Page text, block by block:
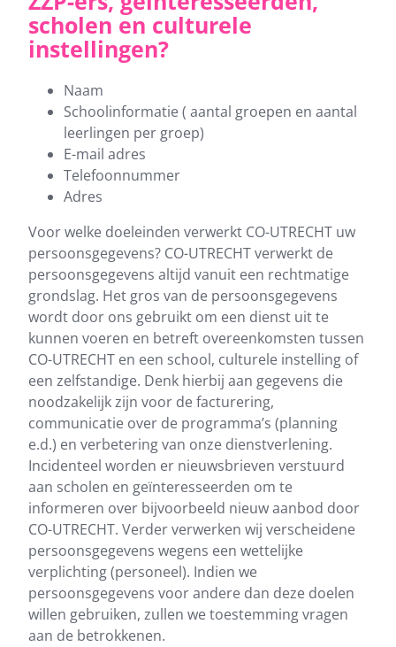
scholen en culturele
instellingen?
Naam
Schoolinformatie ( aantal groepen en aantal
leerlingen per groep)
E-mail adres
Telefoonnummer
Adres
Voor welke doeleinden verwerkt CO-UTRECHT uw
persoonsgegevens? CO-UTRECHT verwerkt de
persoonsgegevens altijd vanuit een rechtmatige
grondslag. Het gros van de persoonsgegevens
wordt door ons gebruikt om een dienst uit te
kunnen voeren en betreft overeenkomsten tussen
CO-UTRECHT en een school, culturele instelling of
een zelfstandige. Denk hierbij aan gegevens die
noodzakelijk zijn voor de facturering,
communicatie over de programma’s (planning
e.d.) en verbetering van onze dienstverlening.
Incidenteel worden er nieuwsbrieven verstuurd
aan scholen en geïnteresseerden om te
informeren over bijvoorbeeld nieuw aanbod door
CO-UTRECHT. Verder verwerken wij verscheidene
persoonsgegevens wegens een wettelijke
verplichting (personeel). Indien we
persoonsgegevens voor andere dan deze doelen
willen gebruiken, zullen we toestemming vragen
aan de betrokkenen.